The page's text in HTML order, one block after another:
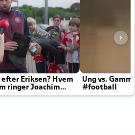
Eriksen? Hvem
ringer Joachim
Ung vs.
#football